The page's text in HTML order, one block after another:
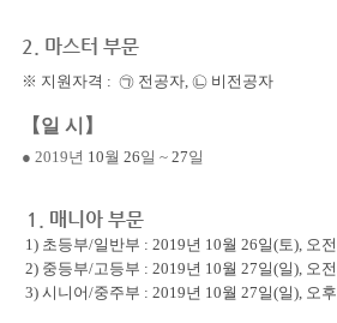
2. 마스터 부문
※ 지원자격 : ㉠ 전공자, ㉡ 비전공자
【일 시】
● 2019년 10월 26일 ~ 27일
1. 매니아 부문
1) 초등부/일반부 : 2019년 10월 26일(토), 오전
2) 중등부/고등부 : 2019년 10월 27일(일), 오전
3) 시니어/중주부 : 2019년 10월 27일(일), 오후